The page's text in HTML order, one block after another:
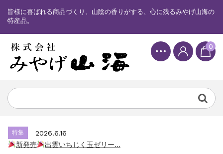
皆様に喜ばれる商品づくり、山陰の香りがする、心に残るみやげ山海の
特産品。
0
カード情報が適切ではありません。「カード...
特集
2026.7.17
特集
2026.6.16
新発売
出雲いちじく玉ゼリー...